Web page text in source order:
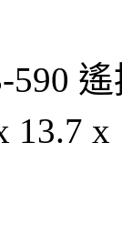
590
13.7